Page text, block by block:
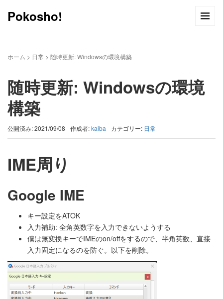
Pokosho!
ホーム > 日常 > 随時更新: Windowsの環境構築
随時更新: Windowsの環境
構築
公開済み: 2021/09/08 作成者:kaiba カテゴリー: 日常
IME周り
Google IME
キー設定をATOK
入力補助: 全角英数字を入力できないようする
僕は無変換キーでIMEのon/offをするので、半角英数、直接
入力固定になるのを防ぐ。以下を削除。